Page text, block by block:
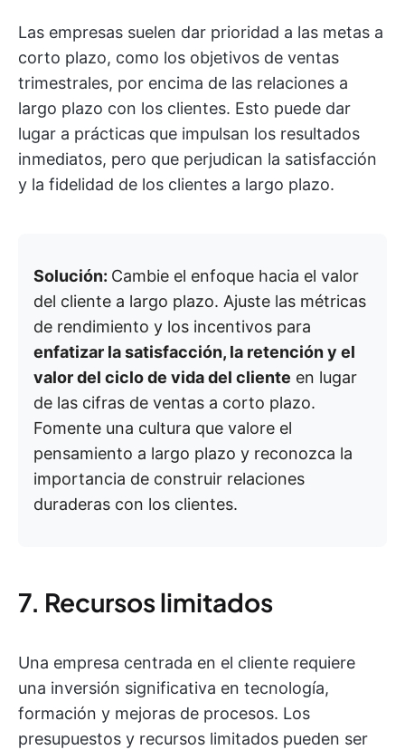
Las empresas suelen dar prioridad a las metas a
corto plazo, como los objetivos de ventas
trimestrales, por encima de las relaciones a
largo plazo con los clientes. Esto puede dar
lugar a prácticas que impulsan los resultados
inmediatos, pero que perjudican la satisfacción
y la fidelidad de los clientes a largo plazo.
Solución: Cambie el enfoque hacia el valor
del cliente a largo plazo. Ajuste las métricas
de rendimiento y los incentivos para
enfatizar la satisfacción, la retención y el
valor del ciclo de vida del cliente en lugar
de las cifras de ventas a corto plazo.
Fomente una cultura que valore el
pensamiento a largo plazo y reconozca la
importancia de construir relaciones
duraderas con los clientes.
7. Recursos limitados
Una empresa centrada en el cliente requiere
una inversión significativa en tecnología,
formación y mejoras de procesos. Los
presupuestos y recursos limitados pueden ser